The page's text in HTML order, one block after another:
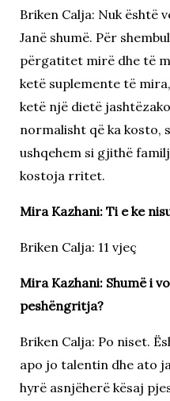
Briken Calja: Nuk është
Janë shumë. Për
përgatitet mirë dhe të
ketë suplemente të
ketë një dietë
normalisht që ka kosto,
ushqehem si gjithë
kostoja rritet.
Mira Kazhani: Ti e ke
Briken Calja: 11 vjeç
Mira Kazhani: Shumë i
peshëngritja?
Briken Calja: Po niset.
apo jo talentin dhe ato
hyrë asnjëherë kësaj